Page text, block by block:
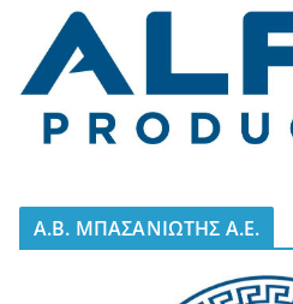
A.B. ΜΠΑΣΑΝΙΩΤΗΣ Α.Ε.